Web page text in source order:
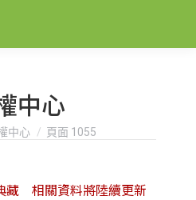
中心
中心 頁面 1055
藏 相關資料將陸續更新